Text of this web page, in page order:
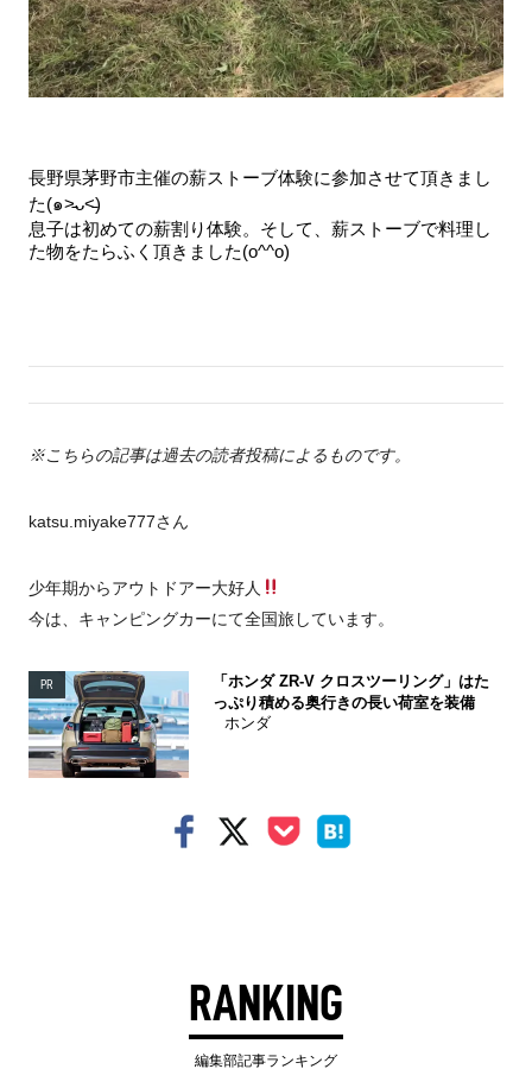
長野県茅野市主催の薪ストーブ体験に参加させて頂きまし
た(๑˃̵ᴗ˂̵)
息子は初めての薪割り体験。そして、薪ストーブで料理し
た物をたらふく頂きました(o^^o)
※こちらの記事は過去の読者投稿によるものです。
katsu.miyake777さん
少年期からアウトドアー大好人
今は、キャンピングカーにて全国旅しています。
PR
「ホンダ ZR-V クロスツーリング」はた
っぷり積める奥行きの長い荷室を装備
ホンダ
RANKING
編集部記事ランキング